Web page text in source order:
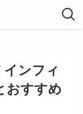
インフィ
おすすめ